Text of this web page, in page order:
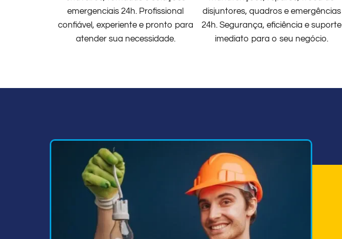
emergenciais 24h. Profissional
confiável, experiente e pronto para
atender sua necessidade.
disjuntores, quadros e emergências
24h. Segurança, eficiência e suporte
imediato para o seu negócio.